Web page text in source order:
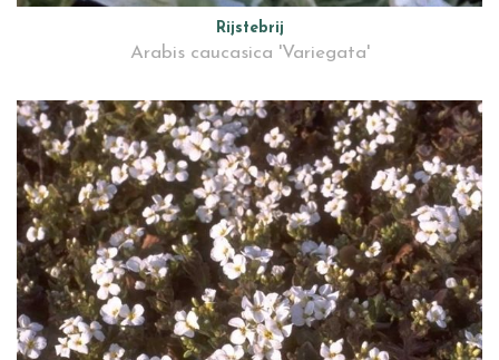
Rijstebrij
Arabis caucasica 'Variegata'